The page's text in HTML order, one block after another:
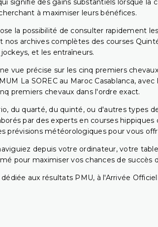
signifie des gains substantiels lorsque
à maximiser leurs bénéfices.
la possibilité de consulter rapidement
archives complètes des courses
jockeys, et les entraîneurs.
vue précise sur les cinq premiers
La SOREC au Maroc Casablanca,
premiers chevaux dans l'ordre exact.
du quarté, du quinté, ou d'autres types
par des experts en courses
prévisions météorologiques pour vous
depuis votre ordinateur, votre
pour maximiser vos chances de succès
aux résultats PMU, à l'Arrivée